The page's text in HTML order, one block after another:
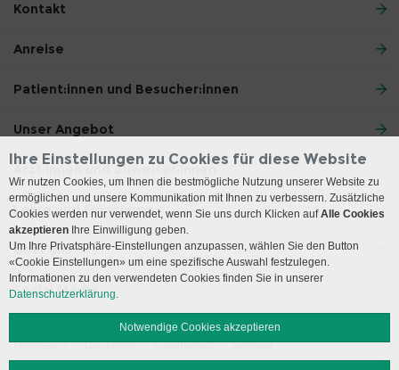
Kontakt
Anreise
Patient:innen und Besucher:innen
Unser Angebot
Ärzt:innen und Zuweiser:innen
Lehre und Forschung
Über uns
Social Media
Impressum Disclaimer Datenschutz Sitemap
Ihre Einstellungen zu Cookies für diese Website
Wir nutzen Cookies, um Ihnen die bestmögliche Nutzung unserer Website zu
ermöglichen und unsere Kommunikation mit Ihnen zu verbessern. Zusätzliche
Cookies werden nur verwendet, wenn Sie uns durch Klicken aufAlle Cookies
akzeptieren Ihre Einwilligung geben.
Um Ihre Privatsphäre-Einstellungen anzupassen, wählen Sie den Button
«Cookie Einstellungen» um eine spezifische Auswahl festzulegen.
Informationen zu den verwendeten Cookies finden Sie in unserer
Datenschutzerklärung.
Notwendige Cookies akzeptieren